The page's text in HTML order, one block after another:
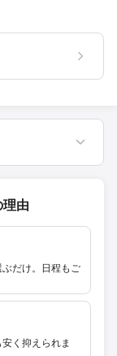
由
だけ。日程もご
く抑えられま